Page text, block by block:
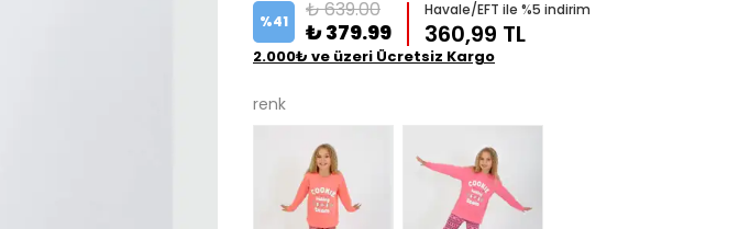
%41 ₺ 639.00
₺ 379.99
Havale/EFT ile %5 indirim
360,99 TL
2.000₺ ve üzeri Ücretsiz Kargo
renk